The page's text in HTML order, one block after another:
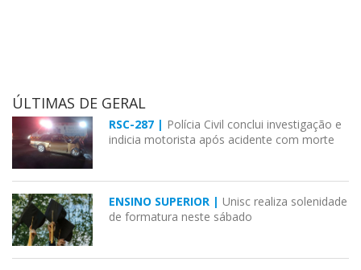
ÚLTIMAS DE GERAL
RSC-287 | Polícia Civil conclui investigação e
indicia motorista após acidente com morte
ENSINO SUPERIOR | Unisc realiza solenidade
de formatura neste sábado